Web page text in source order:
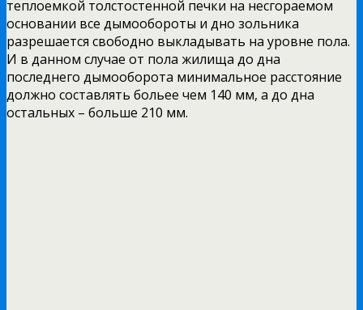
теплоемкой толстостенной печки на несгораемом
основании все дымообороты и дно зольника
разрешается свободно выкладывать на уровне пола.
И в данном случае от пола жилища до дна
последнего дымооборота минимальное расстояние
должно составлять больее чем 140 мм, а до дна
остальных – больше 210 мм.